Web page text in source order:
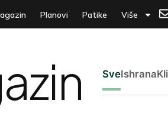
Planovi Patike Više
SveIshrana